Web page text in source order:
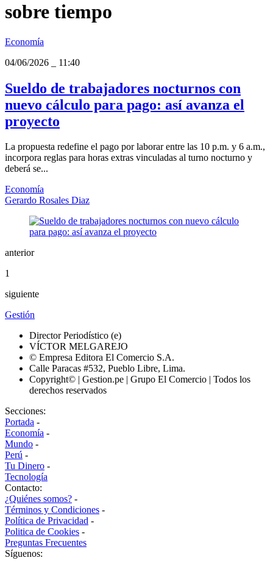
sobre tiempo
Economía
04/06/2026
11:40
Sueldo de trabajadores nocturnos con
nuevo cálculo para pago: así avanza el
proyecto
La propuesta redefine el pago por laborar entre las 10 p.m. y 6 a.m.,
incorpora reglas para horas extras vinculadas al turno nocturno y
deberá se...
Economía
Gerardo Rosales Diaz
anterior
1
siguiente
Gestión
Director Periodístico (e)
VÍCTOR MELGAREJO
© Empresa Editora El Comercio S.A.
Calle Paracas #532, Pueblo Libre, Lima.
Copyright© | Gestion.pe | Grupo El Comercio | Todos los
derechos reservados
Secciones:
Portada -
Economía -
Mundo -
Perú -
Tu Dinero -
Tecnología
Contacto:
¿Quiénes somos? -
Términos y Condiciones -
Política de Privacidad -
Politica de Cookies -
Preguntas Frecuentes
Síguenos: